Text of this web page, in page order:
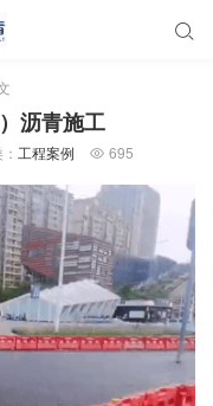

沥青施工
工程案例  695